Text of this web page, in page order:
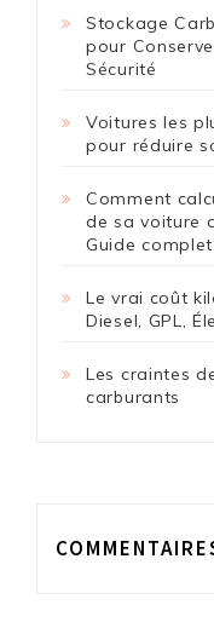
Stockage
pour
Sécurité
Voitures les
pour réduire
Comment
de sa voiture
Guide
Le vrai coût
Diesel, GPL,
Les craintes
carburants